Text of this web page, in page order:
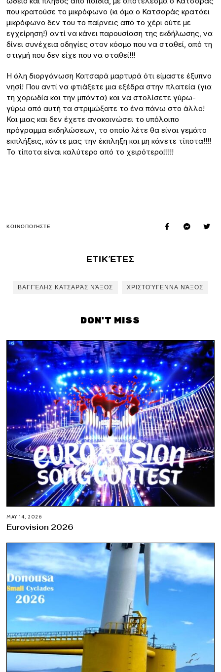
που κρατούσε το μικρόφωνο (κι άμα ο Κατσαράς κρατάει
μικρόφωνο δεν του το παίρνεις από το χέρι ούτε με
εγχείρηση!) αντί να κάνει παρουσίαση της εκδήλωσης, να
δίνει συνέχεια οδηγίες στον κόσμο που να σταθεί, από τη
στιγμή που δεν είχε που να σταθεί!!!
Η όλη διοργάνωση Κατσαρά μαρτυρά ότι είμαστε έξυπνο
νησί! Που αντί να φτιάξετε μια εξέδρα στην πλατεία (για
τη χορωδία και την μπάντα) και να στολίσετε γύρω-
γύρω από αυτή τα στριμώξατε το ένα πάνω στο άλλο!
Και μιας και δεν έχετε ανακοινώσει το υπόλοιπο
πρόγραμμα εκδηλώσεων, το οποίο λέτε θα είναι γεμάτο
εκπλήξεις, κάντε μας την έκπληξη και μη κάνετε τίποτα!!!!
Το τίποτα είναι καλύτερο από το χειρότερα!!!!!
ΚΟΙΝΟΠΟΙΉΣΤΕ
ΕΤΙΚΈΤΕΣ
ΒΑΓΓΈΛΗΣ ΚΑΤΣΑΡΆΣ ΝΆΞΟΣ ΧΡΙΣΤΟΎΓΕΝΝΑ ΝΆΞΟΣ
DON'T MISS
MAY 14, 2026
Eurovision 2026